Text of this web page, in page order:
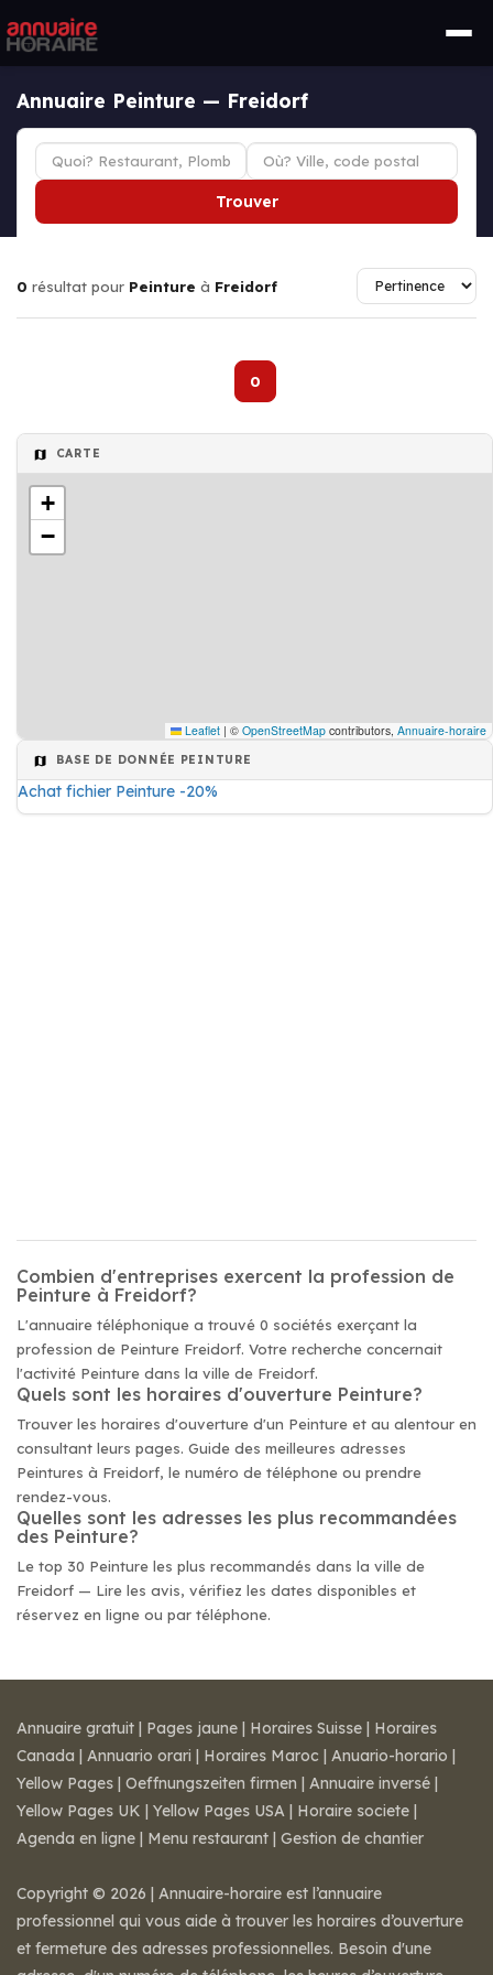
Annuaire Peinture — Freidorf
Trouver
0 résultat pour Peinture à Freidorf
0
CARTE
+
−
Leaflet | © OpenStreetMap contributors, Annuaire-horaire
BASE DE DONNÉE PEINTURE
Achat fichier Peinture -20%
Combien d'entreprises exercent la profession de
Peinture à Freidorf?
L'annuaire téléphonique a trouvé 0 sociétés exerçant la
profession de Peinture Freidorf. Votre recherche concernait
l'activité Peinture dans la ville de Freidorf.
Quels sont les horaires d'ouverture Peinture?
Trouver les horaires d'ouverture d'un Peinture et au alentour en
consultant leurs pages. Guide des meilleures adresses
Peintures à Freidorf, le numéro de téléphone ou prendre
rendez-vous.
Quelles sont les adresses les plus recommandées
des Peinture?
Le top 30 Peinture les plus recommandés dans la ville de
Freidorf — Lire les avis, vérifiez les dates disponibles et
réservez en ligne ou par téléphone.
Annuaire gratuit | Pages jaune | Horaires Suisse | Horaires
Canada | Annuario orari | Horaires Maroc | Anuario-horario |
Yellow Pages | Oeffnungszeiten firmen | Annuaire inversé |
Yellow Pages UK | Yellow Pages USA | Horaire societe |
Agenda en ligne | Menu restaurant | Gestion de chantier
Copyright © 2026 | Annuaire-horaire est l’annuaire
professionnel qui vous aide à trouver les horaires d’ouverture
et fermeture des adresses professionnelles. Besoin d'une